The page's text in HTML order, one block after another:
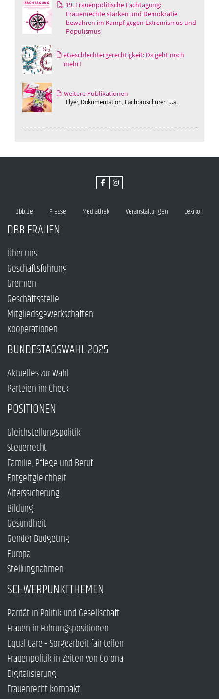
19. Frauenpolitische Fachtagung:
Frauenrechte stärken und Demokratie
bewahren im Kampf gegen Extremismus und
Populismus
#Geschlechtergerechtigkeit: Da geht noch
mehr!
Weitere Publikationen
Flyer, Dokumentation, Fachbroschüren u.a.
dbb.de Presse Mediathek Veranstaltungen Lexikon
DBB FRAUEN
Über uns
Geschäftsführung
Gremien
Geschäftsstelle
Mitgliedsgewerkschaften
Kooperationen
BUNDESTAGSWAHL 2025
Aktuelles zur Wahl
Parteien im Check
POSITIONEN
Gleichstellungspolitik
Steuerrecht
Familie, Pflege und Beruf
Entgeltgleichheit
Alterssicherung
Bildung
Gesundheit
Gender Budgeting
Europa
Stellungnahmen
SCHWERPUNKTTHEMEN
Parität in Politik und Gesellschaft
Frauen in Führungspositionen
Equal Care – Sorgearbeit fair teilen
Frauenpolitik in Zeiten von Corona
Digitalisierung
Frauenrecht kompakt